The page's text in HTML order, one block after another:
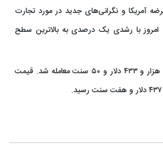
آمریکا و نگرانی‌های جدید در مورد تجارت
با رشدی یک درصدی به بالاترین سطح
طلا امروز با قیمت هزار و ۴۳۳ دلار و ۵۰ سنت معامله شد. قیمت